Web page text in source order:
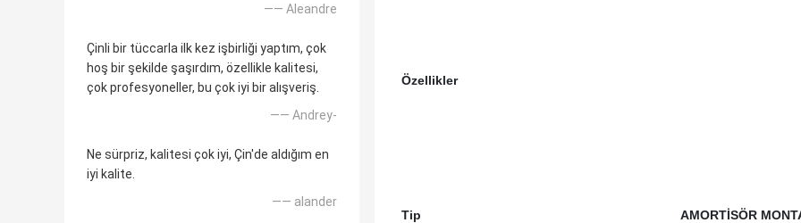
—— Aleandre
Çinli bir tüccarla ilk kez işbirliği yaptım, çok
hoş bir şekilde şaşırdım, özellikle kalitesi,
çok profesyoneller, bu çok iyi bir alışveriş.
—— Andrey-
Ne sürpriz, kalitesi çok iyi, Çin'de aldığım en
iyi kalite.
—— alander
Özellikler
Tip AMORTİSÖR